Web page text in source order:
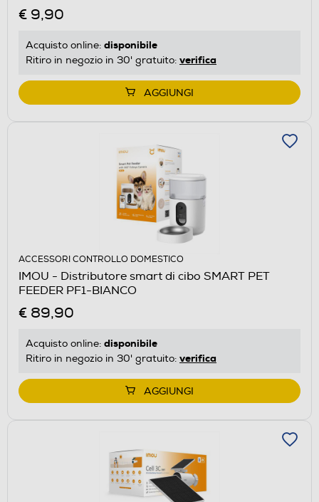
€ 9,90
Acquisto online: disponibile
Ritiro in negozio in 30' gratuito: verifica
AGGIUNGI
ACCESSORI CONTROLLO DOMESTICO
IMOU - Distributore smart di cibo SMART PET
FEEDER PF1-BIANCO
€ 89,90
Acquisto online: disponibile
Ritiro in negozio in 30' gratuito: verifica
AGGIUNGI